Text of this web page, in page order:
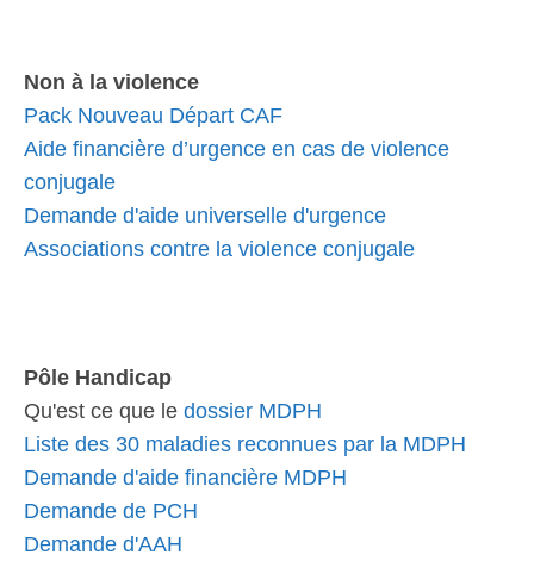
Non à la violence
Pack Nouveau Départ CAF
Aide financière d’urgence en cas de violence
conjugale
Demande d'aide universelle d'urgence
Associations contre la violence conjugale
Pôle Handicap
Qu'est ce que le dossier MDPH
Liste des 30 maladies reconnues par la MDPH
Demande d'aide financière MDPH
Demande de PCH
Demande d'AAH